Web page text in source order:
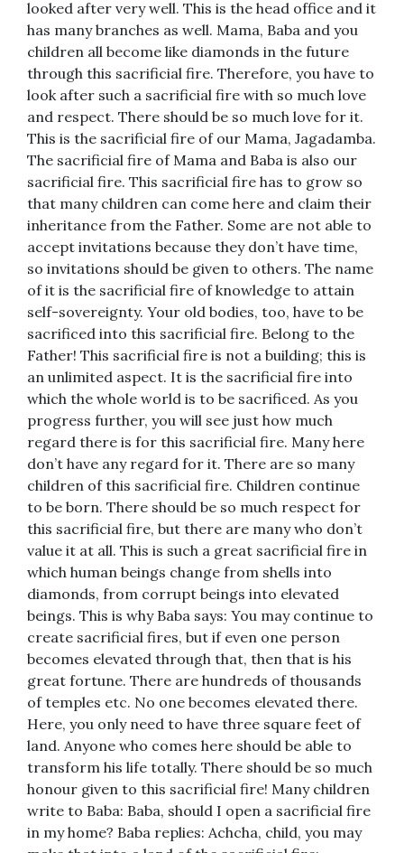
looked after very well. This is the head office and it
has many branches as well. Mama, Baba and you
children all become like diamonds in the future
through this sacrificial fire. Therefore, you have to
look after such a sacrificial fire with so much love
and respect. There should be so much love for it.
This is the sacrificial fire of our Mama, Jagadamba.
The sacrificial fire of Mama and Baba is also our
sacrificial fire. This sacrificial fire has to grow so
that many children can come here and claim their
inheritance from the Father. Some are not able to
accept invitations because they don’t have time,
so invitations should be given to others. The name
of it is the sacrificial fire of knowledge to attain
self-sovereignty. Your old bodies, too, have to be
sacrificed into this sacrificial fire. Belong to the
Father! This sacrificial fire is not a building; this is
an unlimited aspect. It is the sacrificial fire into
which the whole world is to be sacrificed. As you
progress further, you will see just how much
regard there is for this sacrificial fire. Many here
don’t have any regard for it. There are so many
children of this sacrificial fire. Children continue
to be born. There should be so much respect for
this sacrificial fire, but there are many who don’t
value it at all. This is such a great sacrificial fire in
which human beings change from shells into
diamonds, from corrupt beings into elevated
beings. This is why Baba says: You may continue to
create sacrificial fires, but if even one person
becomes elevated through that, then that is his
great fortune. There are hundreds of thousands
of temples etc. No one becomes elevated there.
Here, you only need to have three square feet of
land. Anyone who comes here should be able to
transform his life totally. There should be so much
honour given to this sacrificial fire! Many children
write to Baba: Baba, should I open a sacrificial fire
in my home? Baba replies: Achcha, child, you may